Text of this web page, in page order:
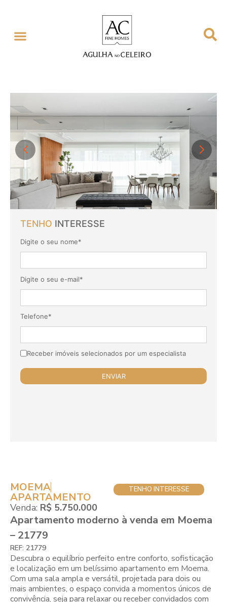
TENHO INTERESSE
Digite o seu nome*
Digite o seu e-mail*
Telefone*
Receber imóveis selecionados por um especialista
MOEMA
APARTAMENTO
Venda: R$ 5.750.000
TENHO INTERESSE
Apartamento moderno à venda em Moema
– 21779
REF: 21779
Descubra o equilíbrio perfeito entre conforto, sofisticação
e localização em um belíssimo apartamento em Moema.
Com uma sala ampla e versátil, projetada para dois ou
mais ambientes, o espaço convida a momentos únicos de
convivência, seja para relaxar ou receber convidados com